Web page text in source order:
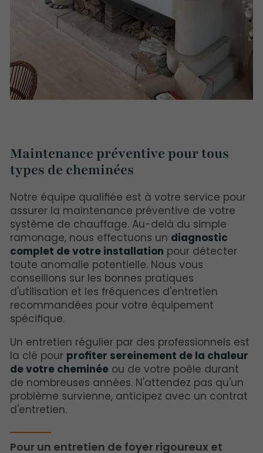
Maintenance préventive pour tous
types de cheminées
Notre équipe qualifiée est à votre service pour
assurer la maintenance préventive de votre
système de chauffage. Au-delà du simple
ramonage, nous effectuons un diagnostic
complet de votre installation pour détecter
toute anomalie potentielle. Nous vous
conseillons sur les bonnes pratiques
d'utilisation et les fréquences d'entretien
recommandées pour votre équipement
spécifique.
Un entretien régulier par des professionnels est
la clé pour profiter sereinement de la chaleur
de votre cheminée ou de votre poêle durant
de nombreuses années. N'attendez pas qu'un
problème survienne, anticipez avec un contrat
d'entretien.
Pour un entretien de foyer rigoureux et